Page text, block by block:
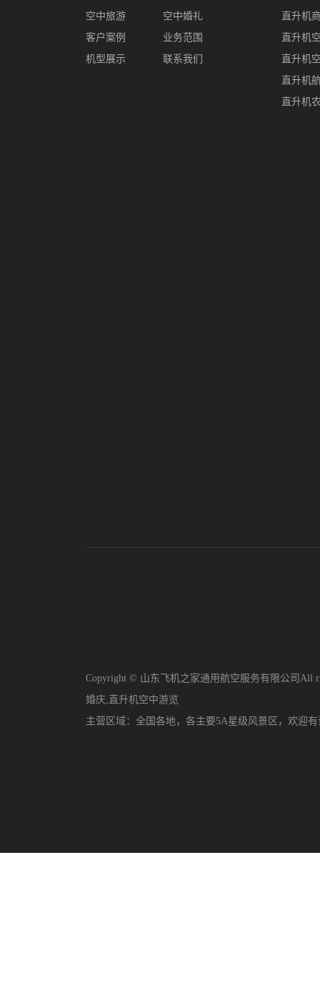
空中旅游
空中婚礼
客户案例
业务范围
机型展示
联系我们
直升机
直升机
直升机
直升机
直升机
Copyright © 山东飞机之家通用航空服务有限公司All
婚庆, 直升机空中游览
主营区域： 全国各地，各主要5A星级风景区，欢迎